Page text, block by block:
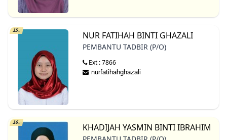
15. NUR FATIHAH BINTI GHAZALI
PEMBANTU TADBIR (P/O)
Ext : 7866
16. KHADIJAH YASMIN BINTI IBRAHIM